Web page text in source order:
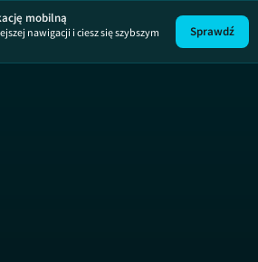
mobilną
nawigacji i ciesz się szybszym
Sprawdź